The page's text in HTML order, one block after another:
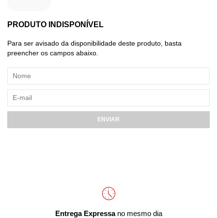
PRODUTO INDISPONÍVEL
Para ser avisado da disponibilidade deste produto, basta
preencher os campos abaixo.
ENVIAR
Entrega Expressano mesmo dia